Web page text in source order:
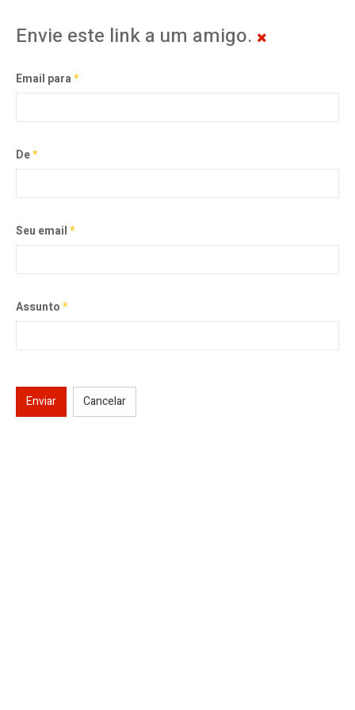
Envie este link a um amigo.
Email para*
De*
Seu email*
Assunto*
Enviar Cancelar